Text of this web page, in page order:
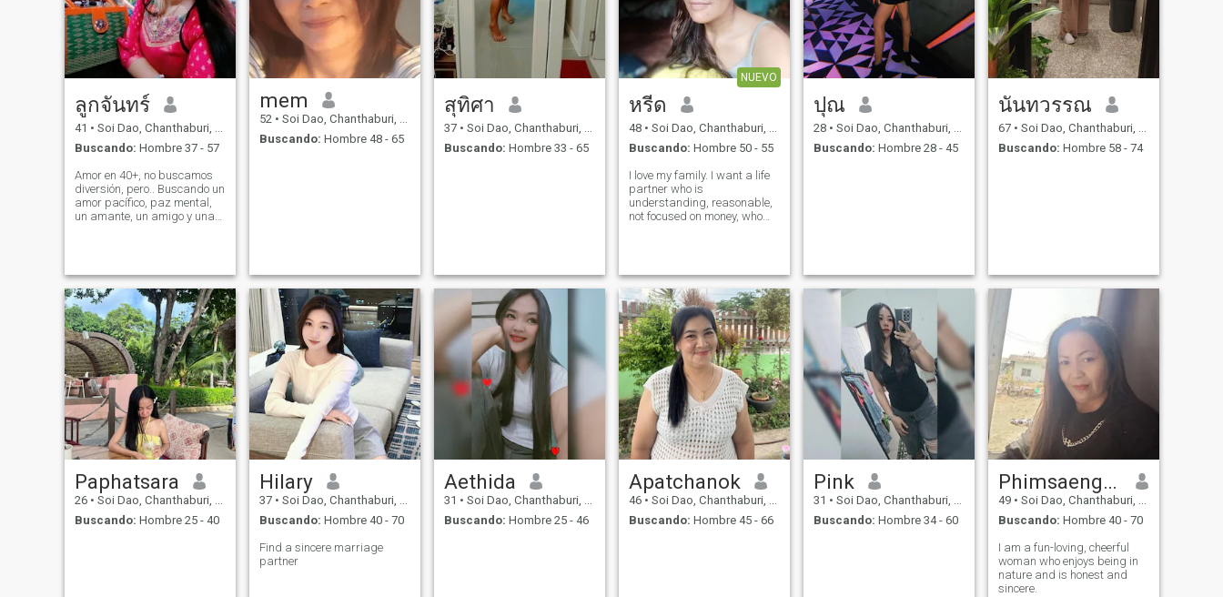
ลูกจันทร์
41 • Soi Dao, Chanthaburi, Tailandia
Buscando: Hombre 37 - 57
Amor en 40+, no buscamos
diversión, pero.. Buscando un
amor pacífico, paz mental,
un amante, un amigo y una
mem
52 • Soi Dao, Chanthaburi, Tailandia
Buscando: Hombre 48 - 65
สุทิศา
37 • Soi Dao, Chanthaburi, Tailandia
Buscando: Hombre 33 - 65
NUEVO
หรีด
48 • Soi Dao, Chanthaburi, Tailandia
Buscando: Hombre 50 - 55
I love my family. I want a life
partner who is
understanding, reasonable,
not focused on money, who
ปุณ
28 • Soi Dao, Chanthaburi, Tailandia
Buscando: Hombre 28 - 45
นันทวรรณ
67 • Soi Dao, Chanthaburi, Tailandia
Buscando: Hombre 58 - 74
Paphatsara
26 • Soi Dao, Chanthaburi, Tailandia
Buscando: Hombre 25 - 40
Hilary
37 • Soi Dao, Chanthaburi, Tailandia
Buscando: Hombre 40 - 70
Find a sincere marriage
partner
Aethida
31 • Soi Dao, Chanthaburi, Tailandia
Buscando: Hombre 25 - 46
Apatchanok
46 • Soi Dao, Chanthaburi, Tailandia
Buscando: Hombre 45 - 66
Pink
31 • Soi Dao, Chanthaburi, Tailandia
Buscando: Hombre 34 - 60
PhimsaenguanSomporn
49 • Soi Dao, Chanthaburi, Tailandia
Buscando: Hombre 40 - 70
I am a fun-loving, cheerful
woman who enjoys being in
nature and is honest and
sincere.